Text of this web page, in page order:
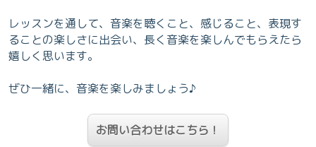
レッスンを通して、音楽を聴くこと、感じること、表現す
ることの楽しさに出会い、長く音楽を楽しんでもらえたら
嬉しく思います。
ぜひ一緒に、音楽を楽しみましょう♪
お問い合わせはこちら！